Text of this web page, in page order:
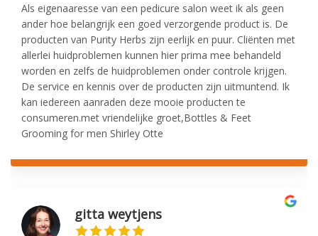
Als eigenaaresse van een pedicure salon weet ik als geen
ander hoe belangrijk een goed verzorgende product is. De
producten van Purity Herbs zijn eerlijk en puur. Cliënten met
allerlei huidproblemen kunnen hier prima mee behandeld
worden en zelfs de huidproblemen onder controle krijgen.
De service en kennis over de producten zijn uitmuntend. Ik
kan iedereen aanraden deze mooie producten te
consumeren.met vriendelijke groet,Bottles & Feet
Grooming for men Shirley Otte
gitta weytjens